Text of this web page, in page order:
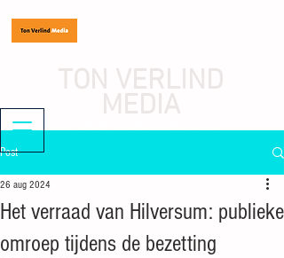
journalist, mediaondernemer
Post
Het verraad van Hilversum: publieke
omroep tijdens de bezetting
26 aug 2024